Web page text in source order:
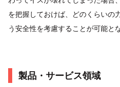
を把握しておけば、どのくらいの
う安全性を考慮することが可能と
製品・サービス領域